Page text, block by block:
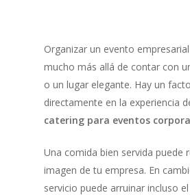
Organizar un evento
mucho más allá de contar con
o un lugar elegante. Hay un
directamente en la experiencia
catering para eventos
Una comida bien servida puede
imagen de tu empresa. En
servicio puede arruinar incluso